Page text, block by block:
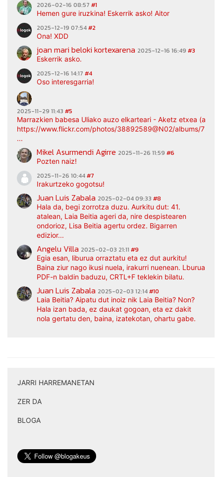
2026-02-16 08:57 #1
Hemen gure iruzkina! Eskerrik asko! Aitor
2025-12-19 07:54#2
Ona! XDD
joan mari beloki kortexarena 2025-12-16 16:49 #3
Eskerrik asko.
2025-12-16 14:17 #4
Oso interesgarria!
2025-11-29 11:43 #5
Marrazkien babesa Uliako auzo elkarteari - Aketz etxea
https://www.flickr.com/photos/38892589@N02/albums/
...
Mikel Asurmendi Agirre 2025-11-26 11:59 #6
Pozten naiz!
2025-11-26 10:44#7
Irakurtzeko gogotsu!
Juan Luis Zabala 2025-02-04 09:33 #8
Hala da, begi zorrotza duzu. Aurkitu dut: 41.
atalean, Laia Beitia ageri da, nire despistearen
ondorioz, Lisa Beitia agertu ordez. Bigarren
edizior...
Angelu Villa 2025-02-03 21:11 #9
Egia esan, liburua orraztatu eta ez dut aurkitu!
Baina ziur nago ikusi nuela, irakurri nuenean. Lburua
PDF-n baldin baduzu, CRTL+F teklekin bilatu.
Juan Luis Zabala 2025-02-03 12:14#10
Laia Beitia? Aipatu dut inoiz nik Laia Beitia? Non?
Hala izan bada, ez daukat gogoan, eta ez dakit
nola gertatu den, baina, izatekotan, ohartu gabe.
JARRI HARREMANETAN
ZER DA
BLOGA